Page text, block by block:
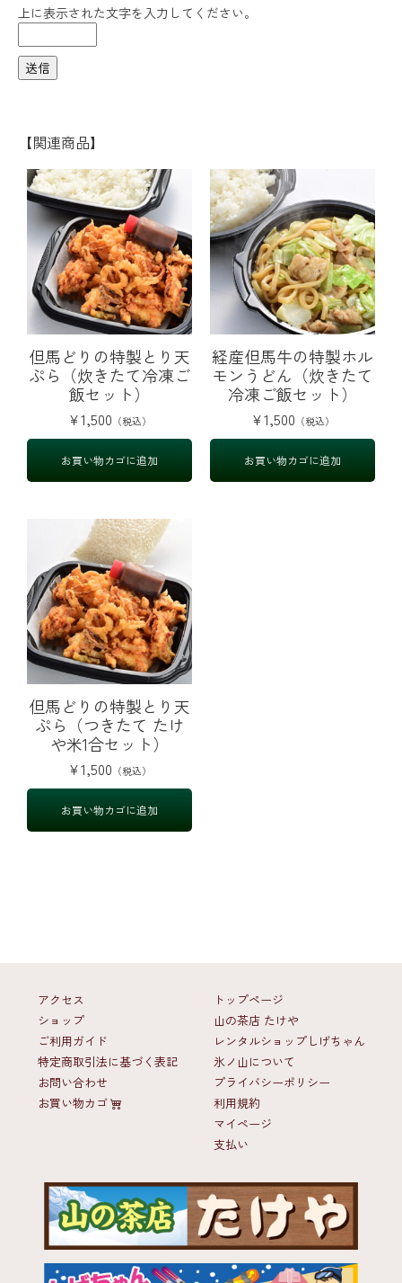
上に表示された文字を入力してください。
【関連商品】
但馬どりの特製とり天
ぷら（炊きたて冷凍ご
飯セット）
¥1,500
お買い物カゴに追加
経産但馬牛の特製ホル
モンうどん（炊きたて
冷凍ご飯セット）
¥1,500
お買い物カゴに追加
但馬どりの特製とり天
ぷら（つきたて たけ
や米1合セット）
¥1,500
お買い物カゴに追加
アクセス
ショップ
ご利用ガイド
特定商取引法に基づく表記
お問い合わせ
お買い物カゴ
トップページ
山の茶店 たけや
レンタルショップしげちゃん
氷ノ山について
プライバシーポリシー
利用規約
マイページ
支払い